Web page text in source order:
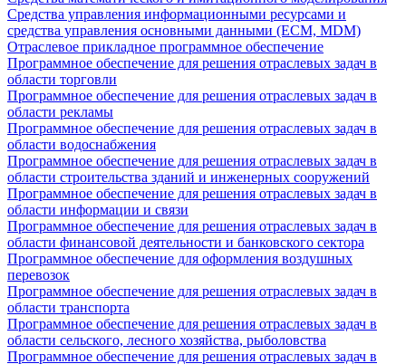
Средства управления информационными ресурсами и
средства управления основными данными (ECM, MDM)
Отраслевое прикладное программное обеспечение
Программное обеспечение для решения отраслевых задач в
области торговли
Программное обеспечение для решения отраслевых задач в
области рекламы
Программное обеспечение для решения отраслевых задач в
области водоснабжения
Программное обеспечение для решения отраслевых задач в
области строительства зданий и инженерных сооружений
Программное обеспечение для решения отраслевых задач в
области информации и связи
Программное обеспечение для решения отраслевых задач в
области финансовой деятельности и банковского сектора
Программное обеспечение для оформления воздушных
перевозок
Программное обеспечение для решения отраслевых задач в
области транспорта
Программное обеспечение для решения отраслевых задач в
области сельского, лесного хозяйства, рыболовства
Программное обеспечение для решения отраслевых задач в